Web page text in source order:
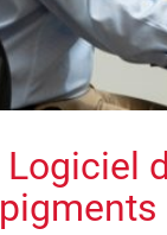
Logiciel